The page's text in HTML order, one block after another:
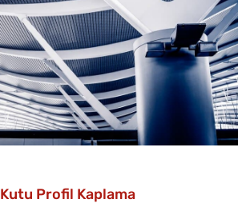
Kutu Profil Kaplama